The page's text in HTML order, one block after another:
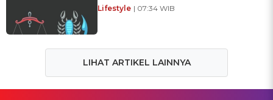
Lifestyle | 07:34 WIB
LIHAT ARTIKEL LAINNYA